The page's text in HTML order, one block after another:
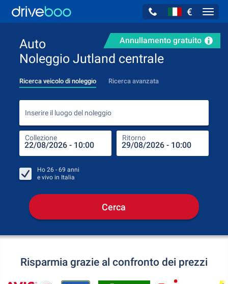
€
Annullamento gratuito
Auto
Noleggio Jutland centrale
Ricerca veicolo di noleggio Ricerca avanzata
Inserire il luogo del noleggio
Collezione Ritorno
Ho 26 - 69 anni
e vivo in Italia
Cerca
Risparmia grazie al confronto dei prezzi